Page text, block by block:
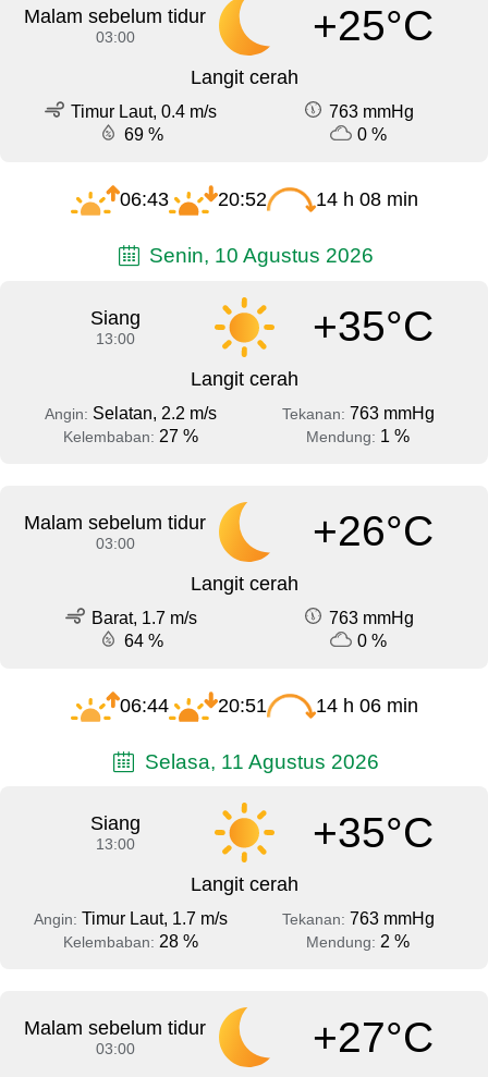
Malam sebelum tidur
03:00 +25°C
Langit cerah
Timur Laut, 0.4 m/s
763 mmHg
69 %
0 %
06:43 20:52 14 h 08 min
Senin, 10 Agustus 2026
Siang
13:00 +35°C
Langit cerah
Angin: Selatan, 2.2 m/s Tekanan: 763 mmHg
Kelembaban: 27 % Mendung: 1 %
Malam sebelum tidur
03:00 +26°C
Langit cerah
Barat, 1.7 m/s
763 mmHg
64 %
0 %
06:44 20:51 14 h 06 min
Selasa, 11 Agustus 2026
Siang
13:00 +35°C
Langit cerah
Angin: Timur Laut, 1.7 m/s Tekanan: 763 mmHg
Kelembaban: 28 % Mendung: 2 %
Malam sebelum tidur
03:00 +27°C